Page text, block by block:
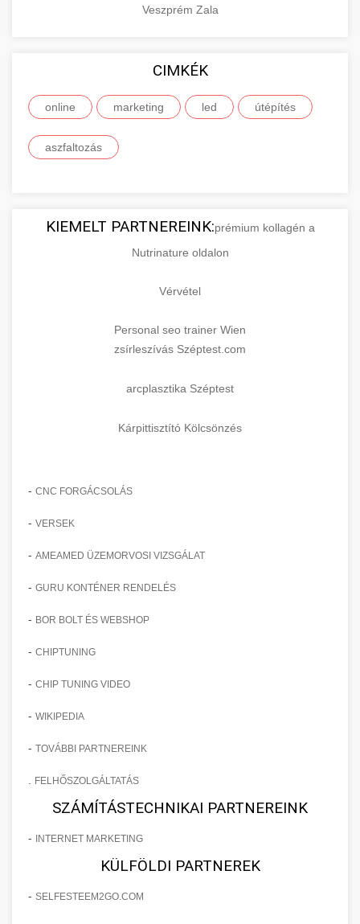
Veszprém Zala
CIMKÉK
online marketing led útépítés
aszfaltozás
KIEMELT PARTNEREINK:prémium kollagén a
Nutrinature oldalon
Vérvétel
Personal seo trainer Wien
zsírleszívás Széptest.com
arcplasztika Széptest
Kárpittisztító Kölcsönzés
- CNC FORGÁCSOLÁS
- VERSEK
- AMEAMED ÜZEMORVOSI VIZSGÁLAT
- GURU KONTÉNER RENDELÉS
- BOR BOLT ÉS WEBSHOP
- CHIPTUNING
- CHIP TUNING VIDEO
- WIKIPEDIA
- TOVÁBBI PARTNEREINK
FELHŐSZOLGÁLTATÁS
SZÁMÍTÁSTECHNIKAI PARTNEREINK
- INTERNET MARKETING
KÜLFÖLDI PARTNEREK
- SELFESTEEM2GO.COM